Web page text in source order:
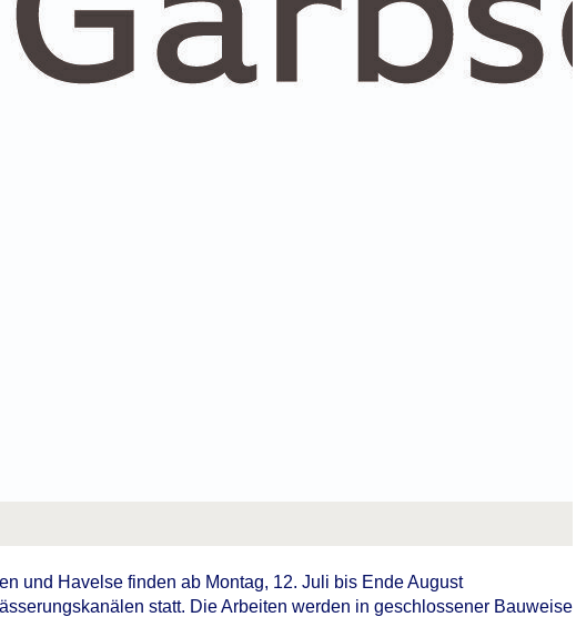
und Havelse finden ab Montag, 12. Juli bis Ende August
statt. Die Arbeiten werden in geschlossener Bauweise